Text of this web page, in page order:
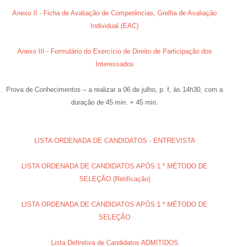
Anexo II - Ficha de Avaliação de Competências, Grelha de Avaliação
Individual (EAC)
Anexo III - Formulário do Exercício de Direito de Participação dos
Interessados
Prova de Conhecimentos – a realizar a 06 de julho, p. f, às 14h30, com a
duração de 45 min. + 45 min.
LISTA ORDENADA DE CANDIDATOS - ENTREVISTA
LISTA ORDENADA DE CANDIDATOS APÓS 1.º MÉTODO DE
SELEÇÃO (Retificação)
LISTA ORDENADA DE CANDIDATOS APÓS 1.º MÉTODO DE
SELEÇÃO
Lista Definitiva de Candidatos ADMITIDOS